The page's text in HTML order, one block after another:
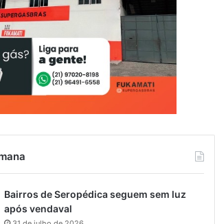
Bairros de Seropédica seguem sem luz
após vendaval